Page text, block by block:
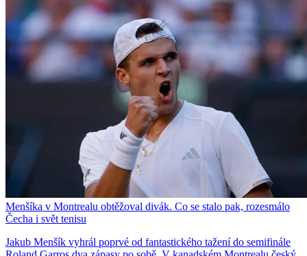
Menšíka v Montrealu obtěžoval divák. Co se stalo pak, rozesmálo
Čecha i svět tenisu
Jakub Menšík vyhrál poprvé od fantastického tažení do semifinále